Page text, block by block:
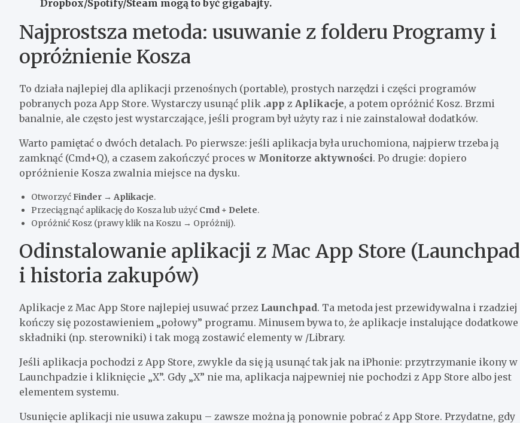
Dropbox/Spotify/Steam mogą to być gigabajty.
Najprostsza metoda: usuwanie z folderu Programy i
opróżnienie Kosza
To działa najlepiej dla aplikacji przenośnych (portable), prostych narzędzi i części programów
pobranych poza App Store. Wystarczy usunąć plik .app z Aplikacje, a potem opróżnić Kosz. Brzmi
banalnie, ale często jest wystarczające, jeśli program był użyty raz i nie zainstalował dodatków.
Warto pamiętać o dwóch detalach. Po pierwsze: jeśli aplikacja była uruchomiona, najpierw trzeba ją
zamknąć (Cmd+Q), a czasem zakończyć proces w Monitorze aktywności. Po drugie: dopiero
opróżnienie Kosza zwalnia miejsce na dysku.
Otworzyć Finder → Aplikacje.
Przeciągnąć aplikację do Kosza lub użyć Cmd + Delete.
Opróżnić Kosz (prawy klik na Koszu → Opróżnij).
Odinstalowanie aplikacji z Mac App Store (Launchpad
i historia zakupów)
Aplikacje z Mac App Store najlepiej usuwać przez Launchpad. Ta metoda jest przewidywalna i rzadziej
kończy się pozostawieniem „połowy” programu. Minusem bywa to, że aplikacje instalujące dodatkowe
składniki (np. sterowniki) i tak mogą zostawić elementy w /Library.
Jeśli aplikacja pochodzi z App Store, zwykle da się ją usunąć tak jak na iPhonie: przytrzymanie ikony w
Launchpadzie i kliknięcie „X”. Gdy „X” nie ma, aplikacja najpewniej nie pochodzi z App Store albo jest
elementem systemu.
Usunięcie aplikacji nie usuwa zakupu – zawsze można ją ponownie pobrać z App Store. Przydatne, gdy